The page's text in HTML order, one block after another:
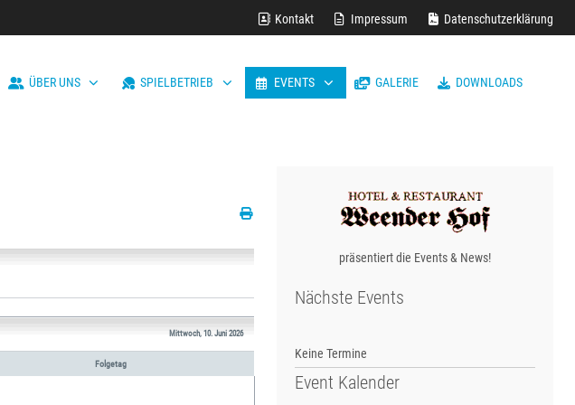
Kontakt Impressum Datenschutzerklärung
ÜBER UNS SPIELBETRIEB EVENTS GALERIE DOWNLOADS
Mittwoch, 10. Juni 2026
Folgetag
präsentiert die Events & News!
Nächste Events
Keine Termine
Event Kalender